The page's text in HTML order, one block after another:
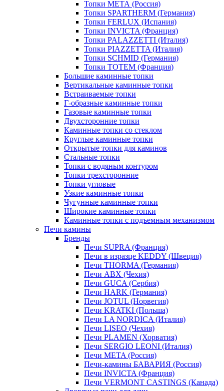
Топки МЕТА (Россия)
Топки SPARTHERM (Германия)
Топки FERLUX (Испания)
Топки INVICTA (Франция)
Топки PALAZZETTI (Италия)
Топки PIAZZETTA (Италия)
Топки SCHMID (Германия)
Топки TOTEM (Франция)
Большие каминные топки
Вертикальные каминные топки
Встраиваемые топки
Г-образные каминные топки
Газовые каминные топки
Двухсторонние топки
Каминные топки со стеклом
Круглые каминные топки
Открытые топки для каминов
Стальные топки
Топки с водяным контуром
Топки трехсторонние
Топки угловые
Узкие каминные топки
Чугунные каминные топки
Широкие каминные топки
Каминные топки с подъемным механизмом
Печи камины
Бренды
Печи SUPRA (Франция)
Печи в изразце KEDDY (Швеция)
Печи THORMA (Германия)
Печи ABX (Чехия)
Печи GUCA (Сербия)
Печи HARK (Германия)
Печи JOTUL (Норвегия)
Печи KRATKI (Польша)
Печи LA NORDICA (Италия)
Печи LISEO (Чехия)
Печи PLAMEN (Хорватия)
Печи SERGIO LEONI (Италия)
Печи META (Россия)
Печи-камины БАВАРИЯ (Россия)
Печи INVICTA (Франция)
Печи VERMONT CASTINGS (Канада)